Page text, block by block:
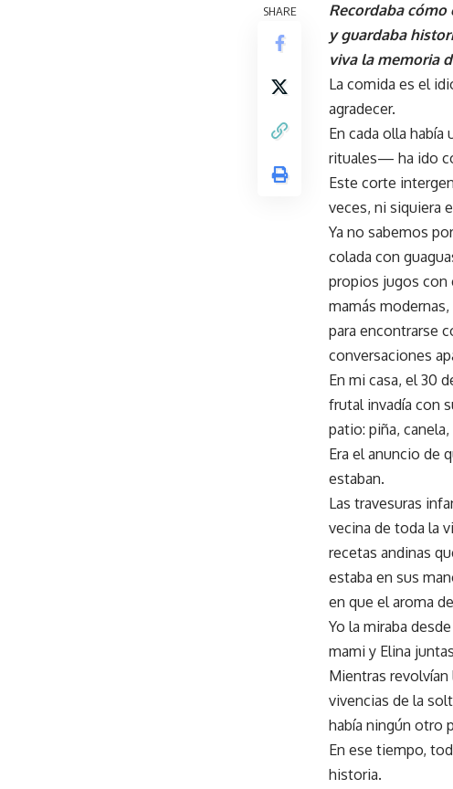
SHARE
Recordaba cómo
y guardaba
viva la memoria
La comida es el
agradecer.
En cada olla
rituales— ha ido
Este corte
veces, ni siquiera
Ya no sabemos
colada con
propios jugos con
mamás
para encontrarse
conversaciones
En mi casa, el 30
frutal invadía con
patio: piña,
Era el anuncio de
estaban.
Las travesuras
vecina de toda la
recetas andinas
estaba en sus
en que el aroma
Yo la miraba
mami y Elina
Mientras revolvían
vivencias de la
había ningún otro
En ese tiempo,
historia.